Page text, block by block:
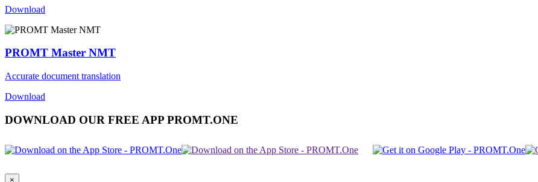
Download
PROMT Master NMT
Accurate document translation
Download
DOWNLOAD OUR FREE APP PROMT.ONE
×